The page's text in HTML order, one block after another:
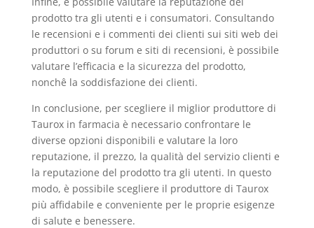
prodotto tra gli utenti e i consumatori. Consultando
le recensioni e i commenti dei clienti sui siti web dei
produttori o su forum e siti di recensioni, è possibile
valutare l’efficacia e la sicurezza del prodotto,
nonchê la soddisfazione dei clienti.
In conclusione, per scegliere il miglior produttore di
Taurox in farmacia è necessario confrontare le
diverse opzioni disponibili e valutare la loro
reputazione, il prezzo, la qualità del servizio clienti e
la reputazione del prodotto tra gli utenti. In questo
modo, è possibile scegliere il produttore di Taurox
più affidabile e conveniente per le proprie esigenze
di salute e benessere.